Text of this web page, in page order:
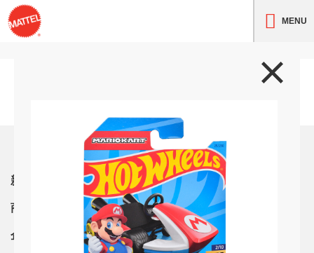
MENU
新着情報
商品紹介
企業情報